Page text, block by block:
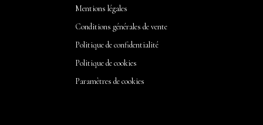
Mentions légales
Conditions générales de vente
Politique de confidentialité
Politique de cookies
Paramètres de cookies